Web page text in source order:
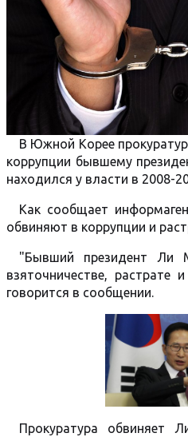
В Южной Корее
коррупции бывшему
находился у власти в 2008-
Как сообщает
обвиняют в коррупции и
"Бывший президент Ли
взяточничестве, растрате
говорится в сообщении.
Прокуратура обвиняет